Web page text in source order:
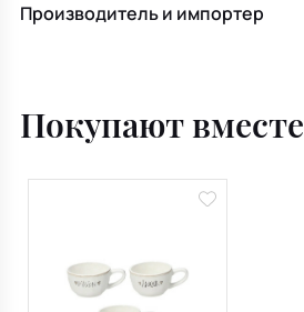
Производитель и импортер
Покупают вместе